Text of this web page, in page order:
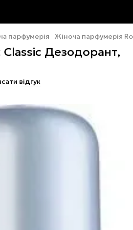
парфумерія Жіноча парфумерія
Classic Дезодорант,
відгук